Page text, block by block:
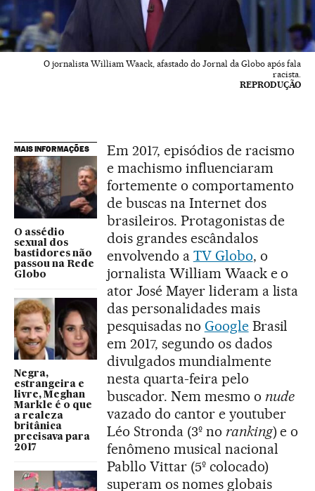
O jornalista William Waack, afastado do Jornal da Globo após fala
racista.
REPRODUÇÃO
MAIS INFORMAÇÕES
O assédio
sexual dos
bastidores não
passou na Rede
Globo
Negra,
estrangeira e
livre, Meghan
Markle é o que
a realeza
britânica
precisava para
2017
Em 2017, episódios de racismo
e machismo influenciaram
fortemente o comportamento
de buscas na Internet dos
brasileiros. Protagonistas de
dois grandes escândalos
envolvendo a TV Globo, o
jornalista William Waack e o
ator José Mayer lideram a lista
das personalidades mais
pesquisadas no GoogleBrasil
em 2017, segundo os dados
divulgados mundialmente
nesta quarta-feira pelo
buscador. Nem mesmo o nude
vazado do cantor e youtuber
Léo Stronda (3º no ranking) e o
fenômeno musical nacional
Pabllo Vittar (5º colocado)
superam os nomes globais